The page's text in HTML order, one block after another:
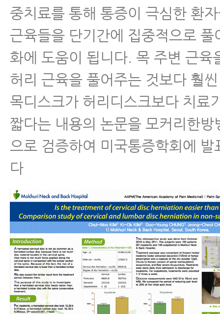
중치료를 통해 통증이 극심한 환
근육들을 단기간에 집중적으로 풀
화에 도움이 됩니다. 목 주변 근육
허리 근육을 풀어주는 것보다 훨
목디스크가 허리디스크보다 치료
짧다는 내용의 논문을 모커리한방
으로 검증하여 미국통증학회에 발
다